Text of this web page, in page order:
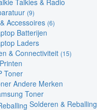
Talkies & Radio
(9)
Accessoires (6)
Batterijen
Laders
& Connectiviteit (15)
Toner
Andere Merken
Toner
Solderen & Reballing